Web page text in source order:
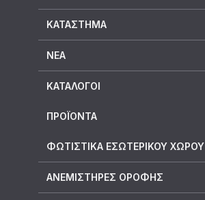
ΚΑΤΆΣΤΗΜΑ
ΝΈΑ
ΚΑΤΆΛΟΓΟΙ
ΠΡΟΪΟΝΤΑ
ΦΩΤΙΣΤΙΚΑ ΕΣΩΤΕΡΙΚΟΥ ΧΩΡΟΥ
ΑΝΕΜΙΣΤΗΡΕΣ ΟΡΟΦΗΣ